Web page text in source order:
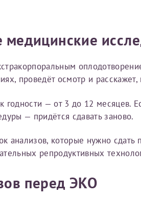
проведёт осмотр и
годности — от 3 до 12 месяцев.
— придётся сдавать заново.
анализов, которые нужно
репродуктивных
перед ЭКО
Номер телефона*
Сдать спермограмму
готового документаизменения и
. Пожалуйста,
После отправки заявки вы получите
информации.